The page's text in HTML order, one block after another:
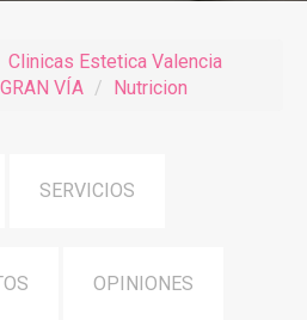
Clinicas Estetica Valencia
VÍA
Nutricion
SERVICIOS
OPINIONES